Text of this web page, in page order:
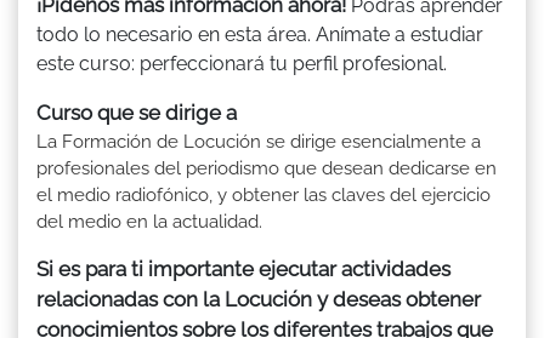
Podrás aprender
todo lo necesario en esta área. Anímate a estudiar
este curso: perfeccionará tu perfil profesional.
Curso que se dirige a
La Formación de Locución se dirige esencialmente a
profesionales del periodismo que desean dedicarse en
el medio radiofónico, y obtener las claves del ejercicio
del medio en la actualidad.
Si es para ti importante ejecutar actividades
relacionadas con la Locución y deseas obtener
conocimientos sobre los diferentes trabajos que